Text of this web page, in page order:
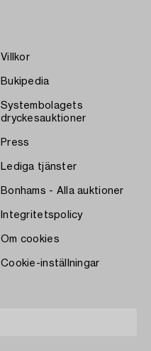
Villkor
Bukipedia
Systembolagets
dryckesauktioner
Press
Lediga tjänster
Bonhams - Alla auktioner
Integritetspolicy
Om cookies
Cookie-inställningar